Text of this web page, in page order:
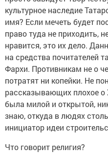
культурное наследие
имя? Если мечеть будет
право туда не приходить,
нравится, это их дело.
на средства почитателей
Фархи. Противникам не о
потратят ни копейки. Не
рассказывающих плохое о
была милой и открытой,
знаю, откуда в людях
инициатор идеи
Что говорит религия?